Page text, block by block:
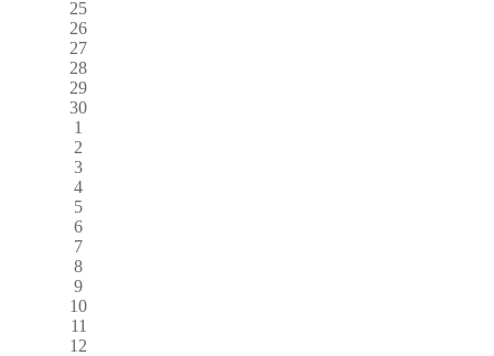
25
26
27
28
29
30
1
2
3
4
5
6
7
8
9
10
11
12